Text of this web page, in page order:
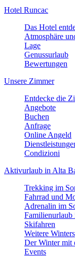
Hotel Runcac
Das Hotel
Atmosphäre
Lage
Genussurlaub
Bewertungen
Unsere Zimmer
Entdecke die
Angebote
Buchen
Anfrage
Online Angeld
Condizioni
Aktivurlaub in Alta
Trekking im
Fahrrad und
Adrenalin im
Familienurlaub
Skifahren
Weitere
Der Winter mit
Events